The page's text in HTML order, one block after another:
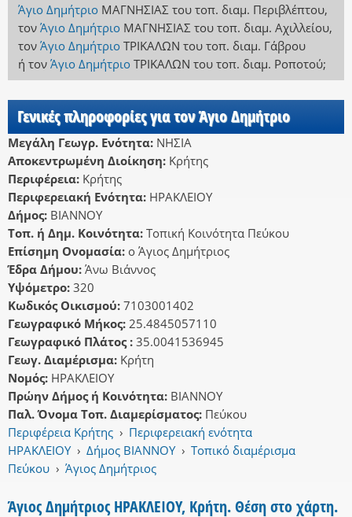
Άγιο Δημήτριο ΜΑΓΝΗΣΙΑΣ του τοπ. διαμ. Περιβλέπτου,
τον Άγιο Δημήτριο ΜΑΓΝΗΣΙΑΣ του τοπ. διαμ. Αχιλλείου,
τον Άγιο Δημήτριο ΤΡΙΚΑΛΩΝ του τοπ. διαμ. Γάβρου
ή τον Άγιο Δημήτριο ΤΡΙΚΑΛΩΝ του τοπ. διαμ. Ροποτού;
Γενικές πληροφορίες για τον Άγιο Δημήτριο
Μεγάλη Γεωγρ. Ενότητα: ΝΗΣΙΑ
Αποκεντρωμένη Διοίκηση: Κρήτης
Περιφέρεια: Κρήτης
Περιφερειακή Ενότητα: ΗΡΑΚΛΕΙΟΥ
Δήμος: ΒΙΑΝΝΟΥ
Τοπ. ή Δημ. Κοινότητα: Τοπική Κοινότητα Πεύκου
Επίσημη Ονομασία: ο Άγιος Δημήτριος
Έδρα Δήμου: Άνω Βιάννος
Υψόμετρο: 320
Κωδικός Οικισμού: 7103001402
Γεωγραφικό Μήκος: 25.4845057110
Γεωγραφικό Πλάτος : 35.0041536945
Γεωγ. Διαμέρισμα: Κρήτη
Νομός: ΗΡΑΚΛΕΙΟΥ
Πρώην Δήμος ή Κοινότητα: ΒΙΑΝΝΟΥ
Παλ. Όνομα Τοπ. Διαμερίσματος: Πεύκου
Περιφέρεια Κρήτης › Περιφερειακή ενότητα
ΗΡΑΚΛΕΙΟΥ › Δήμος ΒΙΑΝΝΟΥ › Τοπικό διαμέρισμα
Πεύκου › Άγιος Δημήτριος
Άγιος Δημήτριος ΗΡΑΚΛΕΙΟΥ, Κρήτη. Θέση στο χάρτη.